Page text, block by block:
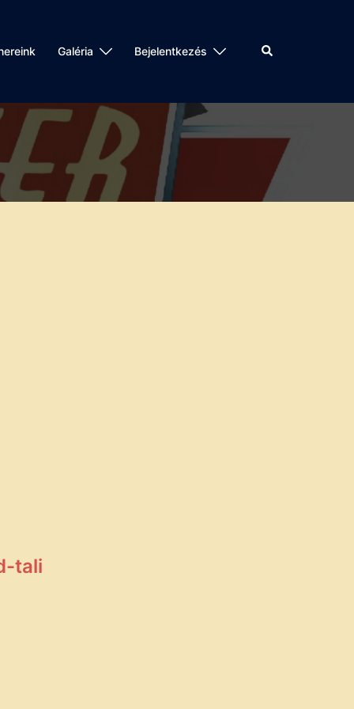
Galéria Bejelentkezés Search
tali